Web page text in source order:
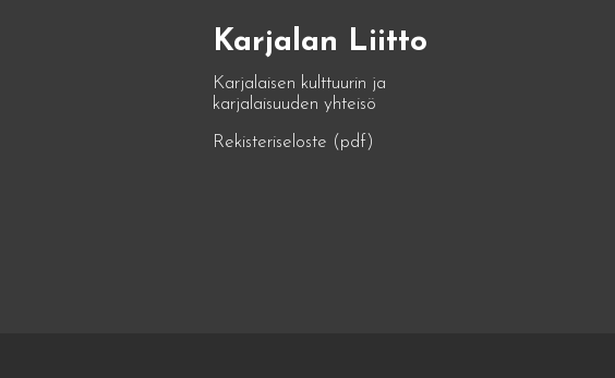
Karjalan Liitto
Karjalaisen kulttuurin ja
karjalaisuuden yhteisö
Rekisteriseloste (pdf)